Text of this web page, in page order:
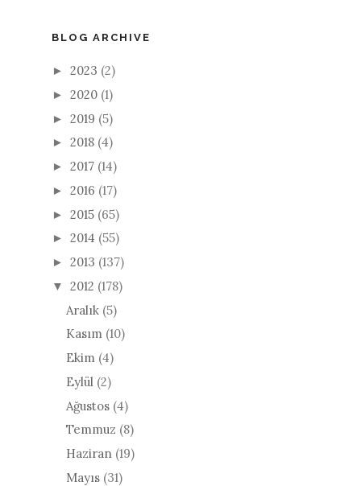
BLOG ARCHIVE
► 2023 (2)
► 2020 (1)
► 2019 (5)
► 2018 (4)
► 2017 (14)
► 2016 (17)
► 2015 (65)
► 2014 (55)
► 2013 (137)
▼ 2012 (178)
Aralık (5)
Kasım (10)
Ekim (4)
Eylül (2)
Ağustos (4)
Temmuz (8)
Haziran (19)
Mayıs (31)